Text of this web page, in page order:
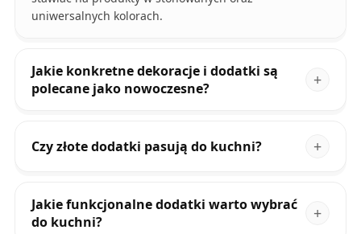
uniwersalnych kolorach.
Jakie konkretne dekoracje i dodatki są
polecane jako nowoczesne?
Czy złote dodatki pasują do kuchni?
Jakie funkcjonalne dodatki warto wybrać
do kuchni?